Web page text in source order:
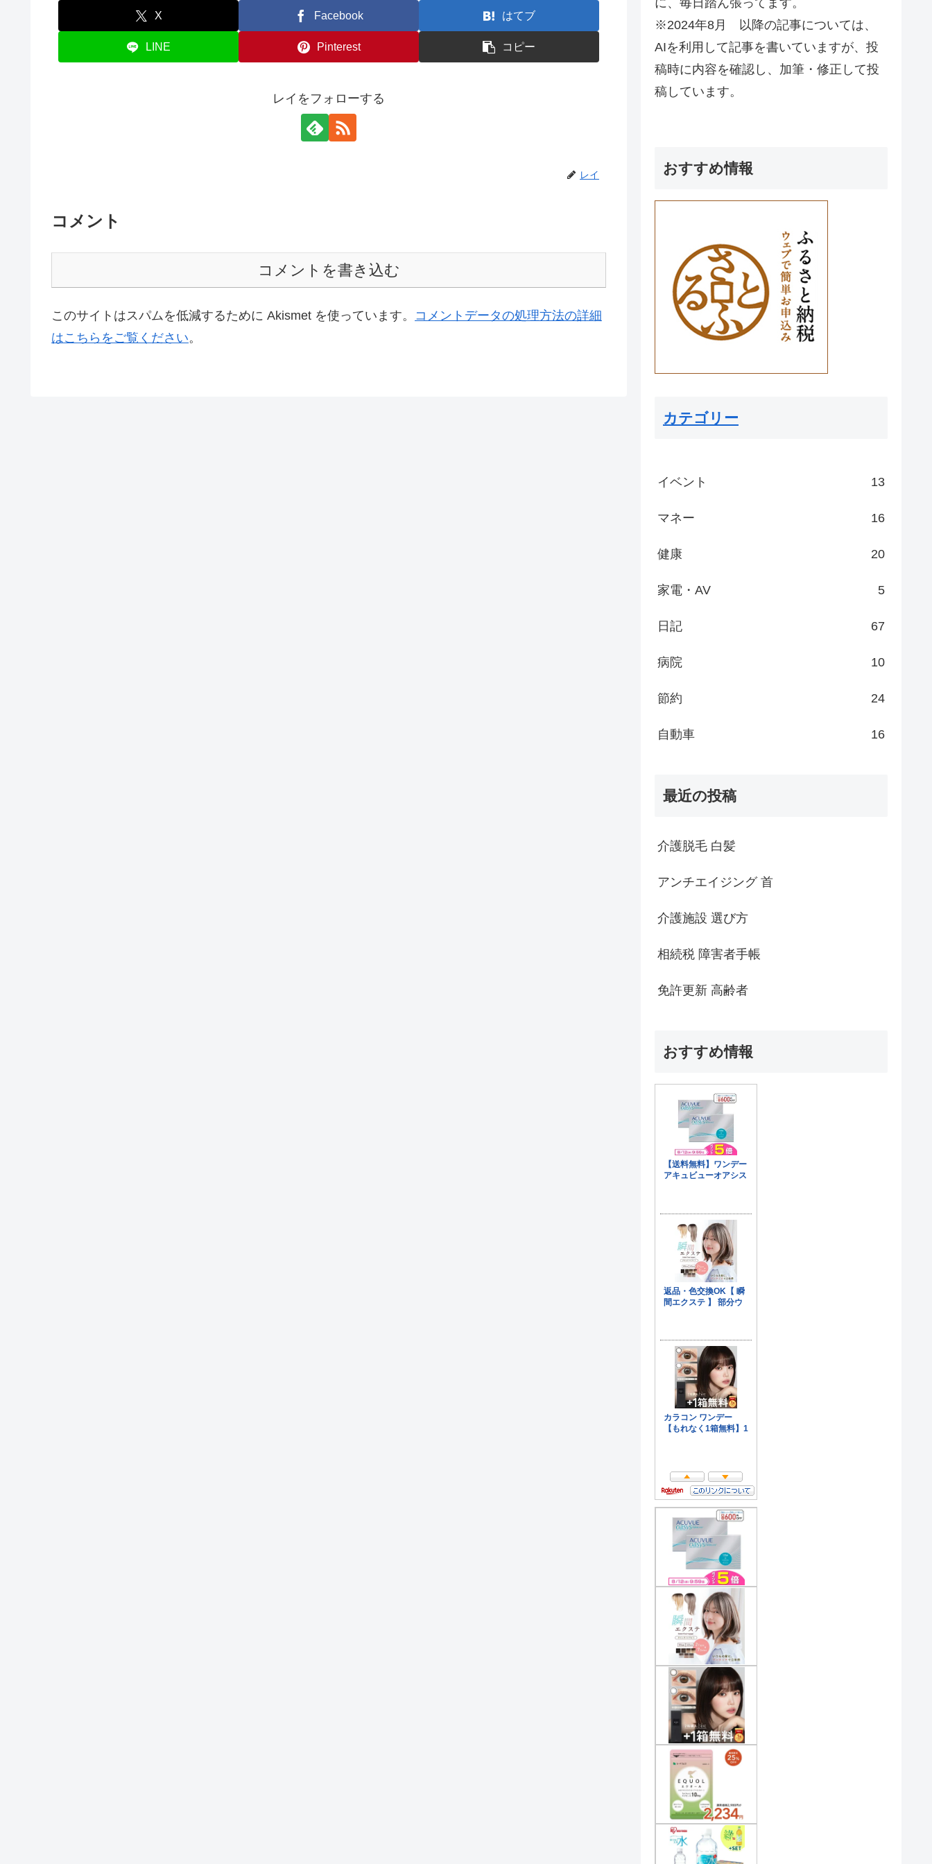
X Facebook はてブ
LINE Pinterest コピー
レイをフォローする
レイ
コメント
コメントを書き込む
このサイトはスパムを低減するために Akismet を使っています。 コメントデータの処理方法の詳細
はこちらをご覧ください。
※2024年8月 以降の記事については、
AIを利用して記事を書いていますが、投
稿時に内容を確認し、加筆・修正して投
稿しています。
おすすめ情報
カテゴリー
イベント 13
マネー 16
健康 20
家電・AV 5
日記 67
病院 10
節約 24
自動車 16
最近の投稿
介護脱毛 白髪
アンチエイジング 首
介護施設 選び方
相続税 障害者手帳
免許更新 高齢者
おすすめ情報